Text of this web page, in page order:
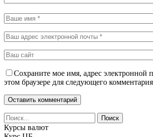
Сохраните мое имя, адрес электронной
этом браузере для следующего
Курсы валют